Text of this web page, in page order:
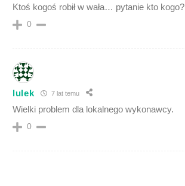
Ktoś kogoś robił w wała… pytanie kto kogo?
0
lulek 7 lat temu
Wielki problem dla lokalnego wykonawcy.
0